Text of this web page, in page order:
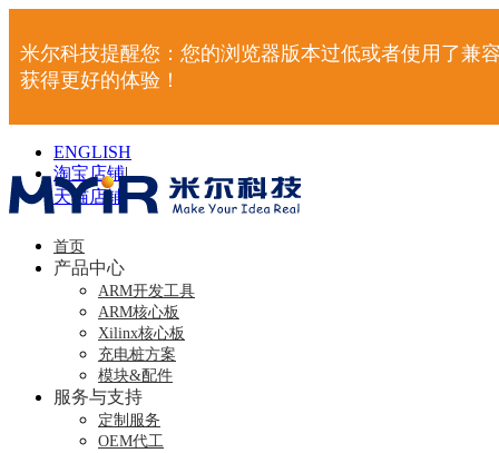
米尔科技提醒您：您的浏览器版本过低或者使用了兼
获得更好的体验！
ENGLISH
淘宝店铺|
天猫店铺 |
首页
产品中心
ARM开发工具
ARM核心板
Xilinx核心板
充电桩方案
模块&配件
服务与支持
定制服务
OEM代工